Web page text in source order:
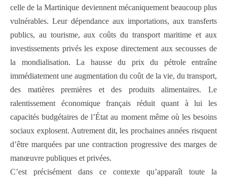
celle de la Martinique deviennent mécaniquement beaucoup plus
vulnérables. Leur dépendance aux importations, aux transferts
publics, au tourisme, aux coûts du transport maritime et aux
investissements privés les expose directement aux secousses de
la mondialisation. La hausse du prix du pétrole entraîne
immédiatement une augmentation du coût de la vie, du transport,
des matières premières et des produits alimentaires. Le
ralentissement économique français réduit quant à lui les
capacités budgétaires de l’État au moment même où les besoins
sociaux explosent. Autrement dit, les prochaines années risquent
d’être marquées par une contraction progressive des marges de
manœuvre publiques et privées.
C’est précisément dans ce contexte qu’apparaît toute la